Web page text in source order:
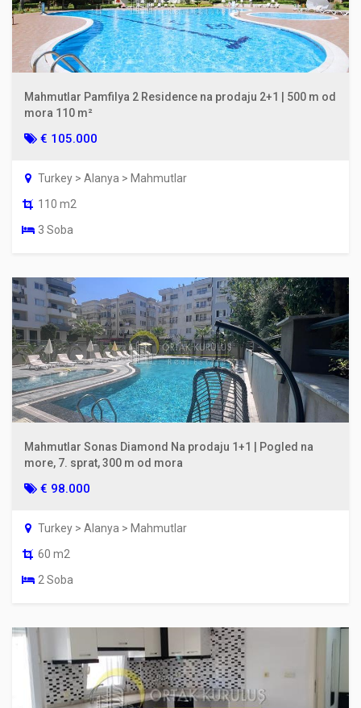
Mahmutlar Pamfilya 2 Residence na prodaju 2+1 | 500 m od
mora 110 m²
€ 105.000
Turkey > Alanya > Mahmutlar
110 m2
3 Soba
Mahmutlar Sonas Diamond Na prodaju 1+1 | Pogled na
more, 7. sprat, 300 m od mora
€ 98.000
Turkey > Alanya > Mahmutlar
60 m2
2 Soba